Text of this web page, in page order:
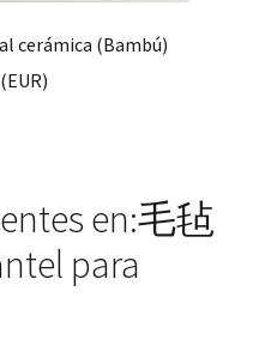
cerámica (Bambú)
(EUR)
en:毛毡
para